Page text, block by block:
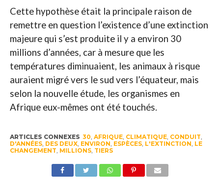
Cette hypothèse était la principale raison de
remettre en question l’existence d’une extinction
majeure qui s’est produite il y a environ 30
millions d’années, car à mesure que les
températures diminuaient, les animaux à risque
auraient migré vers le sud vers l’équateur, mais
selon la nouvelle étude, les organismes en
Afrique eux-mêmes ont été touchés.
ARTICLES CONNEXES 30, AFRIQUE, CLIMATIQUE, CONDUIT,
D'ANNÉES, DES DEUX, ENVIRON, ESPÈCES, L'EXTINCTION, LE
CHANGEMENT, MILLIONS, TIERS